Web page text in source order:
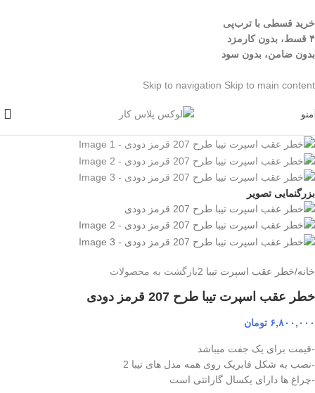
خرید قسطی با ترب‌پی
۴ قسط، بدون کارمزد
بدون ضامن، بدون سود
Skip to navigation Skip to main content
منو
بزرگنمایی تصویر
خانه/خطر عقب اسپرت تیبا 2 بازگشت به محصولات
خطر عقب اسپرت تیبا طرح 207 قرمز دودی
۶,۸۰۰,۰۰۰ تومان
-قیمت برای یک جفت میباشد
-نصب به شکل فابریک روی همه مدل های تیبا 2
-چراغ ها دارای یکسال گارانتی است